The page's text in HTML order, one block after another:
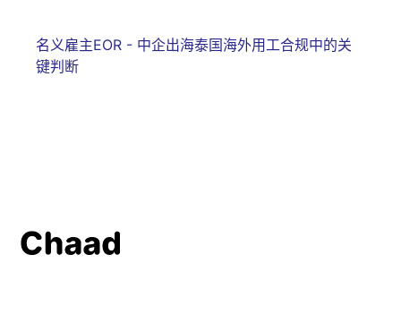
名义雇主EOR - 中企出海泰国海外用工合规中的关
键判断